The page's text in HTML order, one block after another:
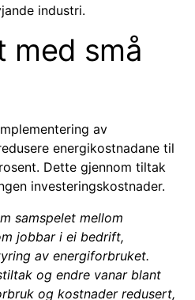
industri.
med små
av
energikostnadane til
Dette gjennom tiltak
investeringskostnader.
samspelet mellom
jobbar i ei bedrift,
av energiforbruket.
og endre vanar blant
og kostnader redusert,